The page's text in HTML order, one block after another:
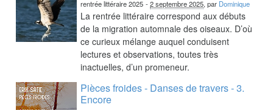
rentrée littéraire 2025 -2 septembre 2025, par Dominique
La rentrée littéraire correspond aux débuts
de la migration automnale des oiseaux. D’où
ce curieux mélange auquel conduisent
lectures et observations, toutes très
inactuelles, d’un promeneur.
Pièces froides - Danses de travers - 3.
Encore